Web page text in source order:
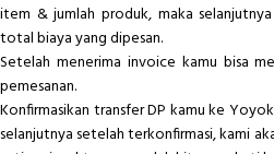
item & jumlah produk, maka
total biaya yang dipesan.
Setelah menerima invoice kamu bisa
pemesanan.
Konfirmasikan transfer DP kamu ke
selanjutnya setelah terkonfirmasi, kami